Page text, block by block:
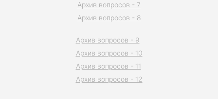
Архив вопросов - 7
Архив вопросов - 8
Архив вопросов - 9
Архив вопросов - 10
Архив вопросов - 11
Архив вопросов - 12